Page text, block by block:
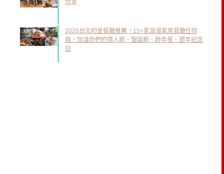
分享
2026台北約會餐廳推薦，15+家浪漫氣氛餐廳任你
挑，加溫你們的情人節、聖誕節、跨年夜、週年紀念
日